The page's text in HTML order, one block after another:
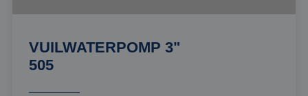
VUILWATERPOMP 3"
505